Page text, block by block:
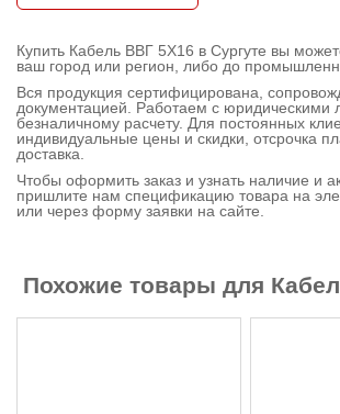
информация
Купить Кабель ВВГ 5X16 в Сургуте вы
ваш город или регион, либо до
Вся продукция сертифицирована,
документацией. Работаем с юридическими
безналичному расчету. Для постоянных
индивидуальные цены и скидки, отсрочка
доставка.
Чтобы оформить заказ и узнать наличие и
пришлите нам спецификацию товара на
или через форму заявки на сайте.
Похожие товары для